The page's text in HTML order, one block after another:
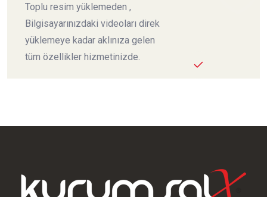
Toplu resim yüklemeden ,
Bilgisayarınızdaki videoları direk
yüklemeye kadar aklınıza gelen
tüm özellikler hizmetinizde.